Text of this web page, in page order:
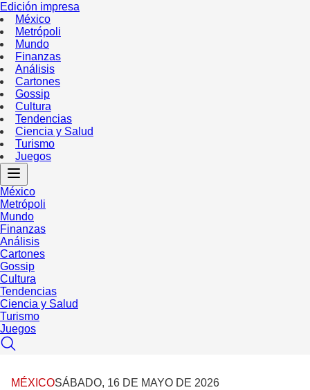
Edición impresa
México
Metrópoli
Mundo
Finanzas
Análisis
Cartones
Gossip
Cultura
Tendencias
Ciencia y Salud
Turismo
Juegos
México
Metrópoli
Mundo
Finanzas
Análisis
Cartones
Gossip
Cultura
Tendencias
Ciencia y Salud
Turismo
Juegos
MÉXICOSÁBADO, 16 DE MAYO DE 2026